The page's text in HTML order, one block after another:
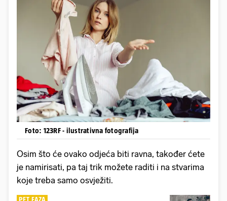
Foto: 123RF - ilustrativna fotografija
Osim što će ovako odjeća biti ravna, također ćete
je namirisati, pa taj trik možete raditi i na stvarima
koje treba samo osvježiti.